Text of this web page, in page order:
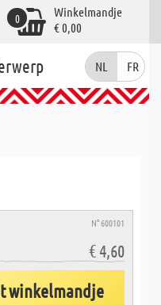
Winkelmandje
€ 0,00
0
NL FR
N° 600101
€ 4,60
winkelmandje